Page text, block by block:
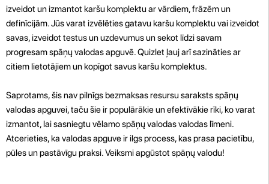
izveidot un izmantot karšu komplektu ar vārdiem, frāzēm un
definīcijām. Jūs varat izvēlēties gatavu karšu komplektu vai izveidot
savas, izveidot testus un uzdevumus un sekot līdzi savam
progresam spāņų valodas apguvē. Quizlet ļauj arī sazināties ar
citiem lietotājiem un kopīgot savus karšu komplektus.
Saprotams, šis nav pilnīgs bezmaksas resursu saraksts spāņų
valodas apguvei, taču šie ir populārākie un efektīvākie rīki, ko varat
izmantot, lai sasniegtu vēlamo spāņų valodas valodas līmeni.
Atcerieties, ka valodas apguve ir ilgs process, kas prasa pacietību,
pūles un pastāvīgu praksi. Veiksmi apgūstot spāņų valodu!